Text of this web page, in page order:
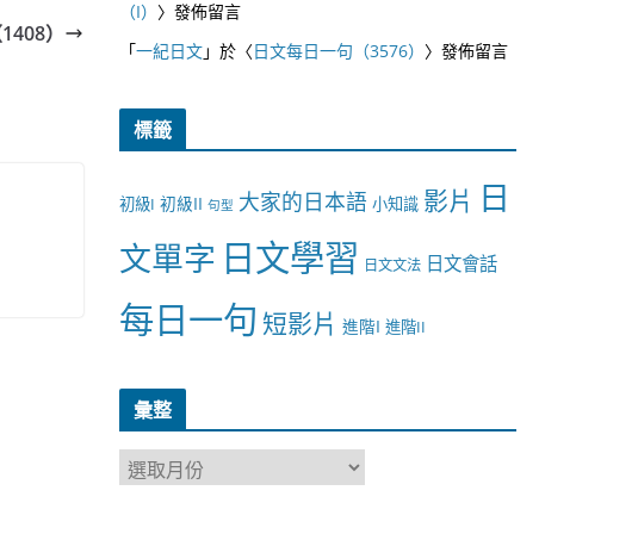
）
（I） 〉發佈留言
「一紀日文」於〈日文每日一句（3576） 〉發佈留言
標籤
初級I 初級II 句型 大家的日本語 小知識 影片 日
文單字 日文學習 日文文法 日文會話
每日一句 短影片 進階I 進階II
彙整
彙
整